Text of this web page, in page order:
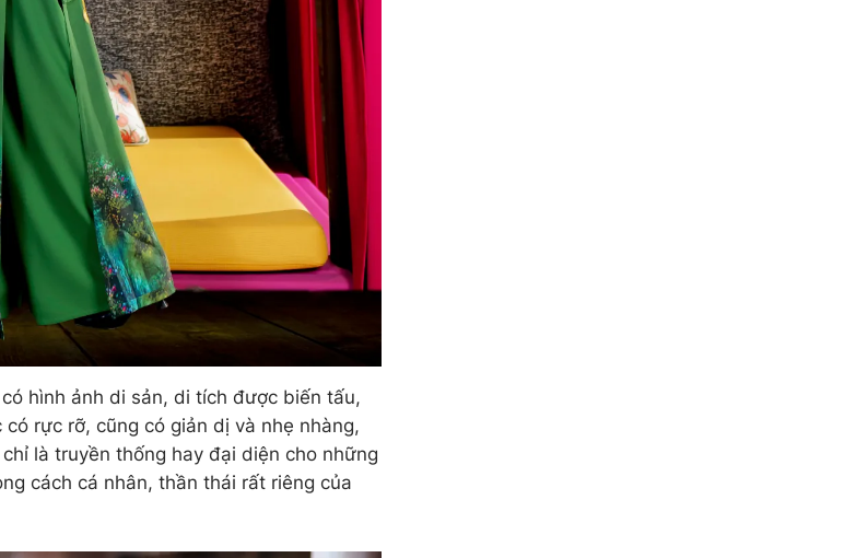
hình ảnh di sản, di tích được biến tấu,
rực rỡ, cũng có giản dị và nhẹ nhàng,
là truyền thống hay đại diện cho những
cách cá nhân, thần thái rất riêng của